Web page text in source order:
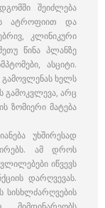
შეიძლება
ატროფიით და
კლინიკური
წინა პლანზე
ასციტი.
გამოვლენას ხელს
გამოკვლევა, არც
ზომიერი მატება
უხშირესად
ამ დროს
იწვევს
დარღვევას.
სისხლძარღვების